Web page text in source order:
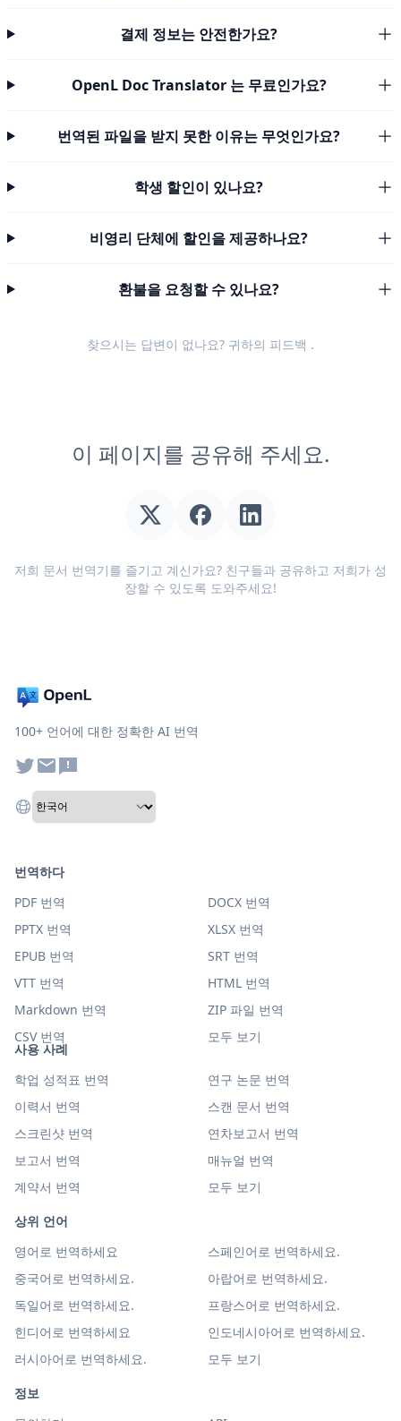
결제 정보는 안전한가요?
OpenL Doc Translator 는 무료인가요?
번역된 파일을 받지 못한 이유는 무엇인가요?
학생 할인이 있나요?
비영리 단체에 할인을 제공하나요?
환불을 요청할 수 있나요?
찾으시는 답변이 없나요? 귀하의 피드백 .
이 페이지를 공유해 주세요.
저희 문서 번역기를 즐기고 계신가요? 친구들과 공유하고 저희가 성
장할 수 있도록 도와주세요!
100+ 언어에 대한 정확한 AI 번역
사용 사례
학업 성적표 번역
연구 논문 번역
이력서 번역
스캔 문서 번역
스크린샷 번역
연차보고서 번역
보고서 번역
매뉴얼 번역
계약서 번역
모두 보기
상위 언어
영어로 번역하세요
스페인어로 번역하세요.
중국어로 번역하세요.
아랍어로 번역하세요.
독일어로 번역하세요.
프랑스어로 번역하세요.
힌디어로 번역하세요
인도네시아어로 번역하세요.
러시아어로 번역하세요.
모두 보기
번역하다
PDF 번역
DOCX 번역
PPTX 번역
XLSX 번역
EPUB 번역
SRT 번역
VTT 번역
HTML 번역
Markdown 번역
ZIP 파일 번역
CSV 번역
모두 보기
정보